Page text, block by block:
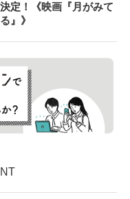
定！《映画『月がみて
』》